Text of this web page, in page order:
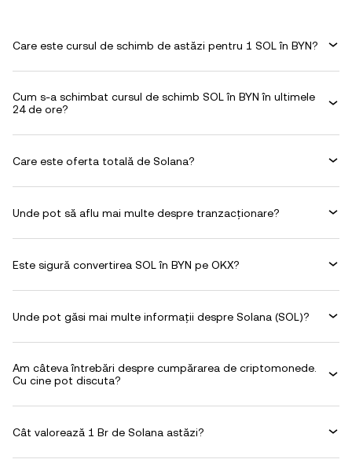
Care este cursul de schimb de astăzi pentru 1 SOL în BYN?
Cum s-a schimbat cursul de schimb SOL în BYN în ultimele
24 de ore?
Care este oferta totală de Solana?
Unde pot să aflu mai multe despre tranzacționare?
Este sigură convertirea SOL în BYN pe OKX?
Unde pot găsi mai multe informații despre Solana (SOL)?
Am câteva întrebări despre cumpărarea de criptomonede.
Cu cine pot discuta?
Cât valorează 1 Br de Solana astăzi?